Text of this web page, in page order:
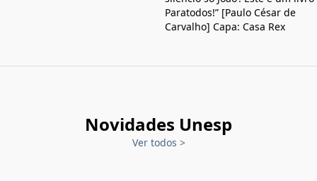
Paratodos!” [Paulo César de
Carvalho] Capa: Casa Rex
Novidades Unesp
Ver todos >